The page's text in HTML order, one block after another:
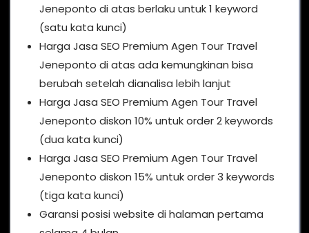
Jeneponto di atas berlaku untuk 1 keyword
(satu kata kunci)
Harga Jasa SEO Premium Agen Tour Travel
Jeneponto di atas ada kemungkinan bisa
berubah setelah dianalisa lebih lanjut
Harga Jasa SEO Premium Agen Tour Travel
Jeneponto diskon 10% untuk order 2 keywords
(dua kata kunci)
Harga Jasa SEO Premium Agen Tour Travel
Jeneponto diskon 15% untuk order 3 keywords
(tiga kata kunci)
Garansi posisi website di halaman pertama